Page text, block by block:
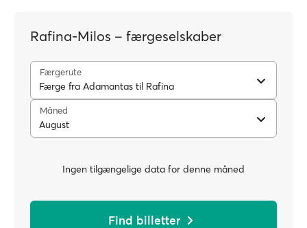
Rafina-Milos – færgeselskaber
Færgerute
Færge fra Adamantas til Rafina
Måned
August
Ingen tilgængelige data for denne måned
Find billetter